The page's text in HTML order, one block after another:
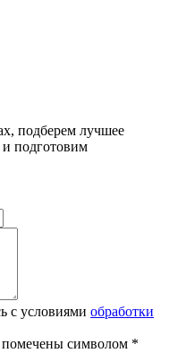
подберем лучшее
и подготовим
с условиями обработки
помечены символом *